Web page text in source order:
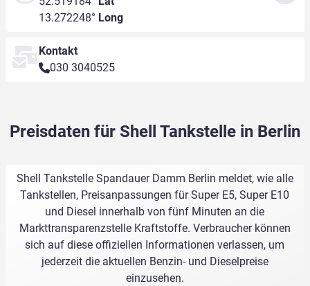
13.272248° Long
Kontakt
030 3040525
Preisdaten für Shell Tankstelle in Berlin
Shell Tankstelle Spandauer Damm Berlin meldet, wie alle
Tankstellen, Preisanpassungen für Super E5, Super E10
und Diesel innerhalb von fünf Minuten an die
Markttransparenzstelle Kraftstoffe. Verbraucher können
sich auf diese offiziellen Informationen verlassen, um
jederzeit die aktuellen Benzin- und Dieselpreise
einzusehen.